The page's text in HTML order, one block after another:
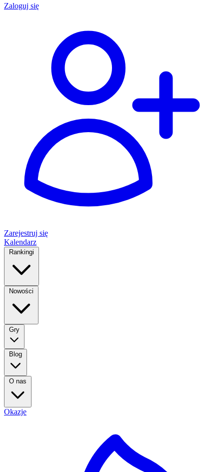
Zaloguj się
Zarejestruj się
Kalendarz
Rankingi
Nowości
Gry
Blog
O nas
Okazje